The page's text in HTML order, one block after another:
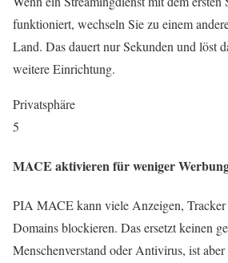
funktioniert, wechseln Sie zu einem
Land. Das dauert nur Sekunden und löst
weitere Einrichtung.
Privatsphäre
5
MACE aktivieren für weniger
PIA MACE kann viele Anzeigen, Tracker
Domains blockieren. Das ersetzt keinen
Menschenverstand oder Antivirus, ist